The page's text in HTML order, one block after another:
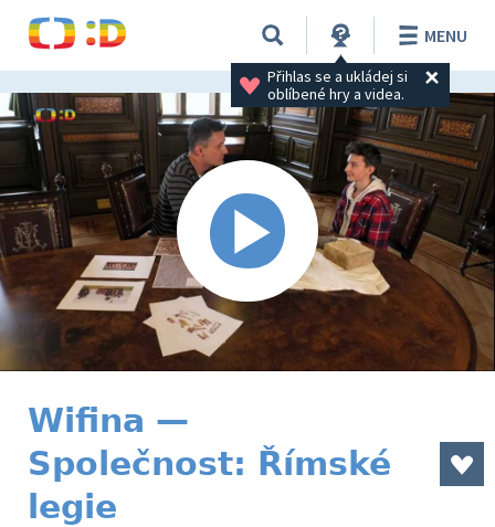
Přihlas se a ukládej si
oblíbené hry a videa.
MENU
Wifina —
Společnost: Římské
legie